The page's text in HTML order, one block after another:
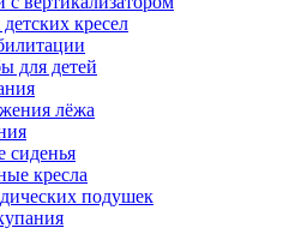
кресел
для детей
лёжа
сиденья
кресла
подушек